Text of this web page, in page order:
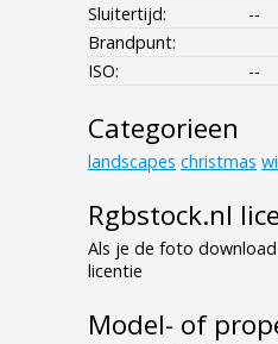
Sluitertijd:
--
Brandpunt:
ISO:
--
Categorieen
landscapes christmas
Rgbstock.nl
Als je de foto
licentie
Model- of